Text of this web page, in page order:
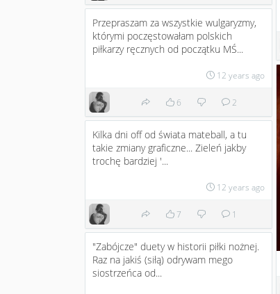
Przepraszam za wszystkie wulgaryzmy,
którymi poczęstowałam polskich
piłkarzy ręcznych od początku MŚ...
12 years ago
6 2
Kilka dni off od świata mateball, a tu
takie zmiany graficzne... Zieleń jakby
trochę bardziej '...
12 years ago
7 1
"Zabójcze" duety w historii piłki nożnej.
Raz na jakiś (siłą) odrywam mego
siostrzeńca od...